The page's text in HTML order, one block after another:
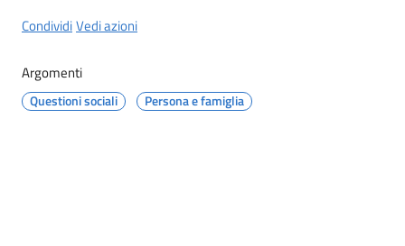
Servizi
on-
CondividiVedi azioni
Argomenti
Questioni sociali Persona e famiglia